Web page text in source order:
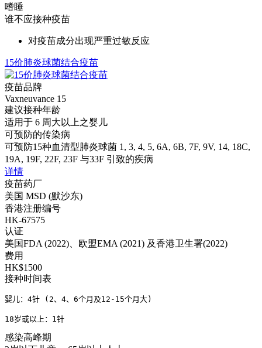
嗜睡
谁不应接种疫苗
对疫苗成分出现严重过敏反应
15价肺炎球菌结合疫苗
疫苗品牌
Vaxneuvance 15
建议接种年龄
适用于 6 周大以上之婴儿
可预防的传染病
可预防15种血清型肺炎球菌 1, 3, 4, 5, 6A, 6B, 7F, 9V, 14, 18C,
19A, 19F, 22F, 23F 与33F 引致的疾病
详情
疫苗药厂
美国 MSD (默沙东)
香港注册编号
HK-67575
认证
美国FDA (2022)、欧盟EMA (2021) 及香港卫生署(2022)
费用
HK$1500
接种时间表
婴儿：4针 (2、4、6个月及12-15个月大)
18岁或以上：1针
感染高峰期